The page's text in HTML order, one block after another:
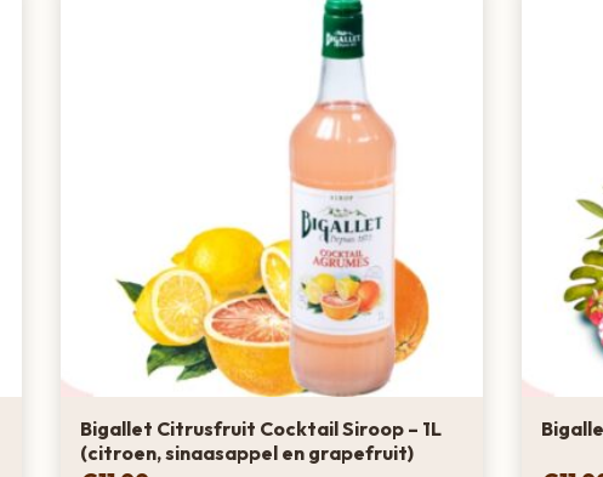
Vlierbloesem siroop
zure-ondertoon
als limoen,
De vlierbloesem
kleur en ruikt subtiel
mengverhouding
met 6-8 delen plat of
vlierbloesem
met ijs, voeg rum en vlierbloesemsiroop toe,
met munt en limoen.
siroop maak je natuurlijk de
vallen onder de mogelijkheden. Dankzij
is vlierbloesem siroop een super
Vlierbloesem siroop combineert dankzij
bijzonder goed met frisse smaken als
dus!
Bigallet Citrusfruit Cocktail Siroop – 1L
(citroen, sinaasappel en grapefruit)